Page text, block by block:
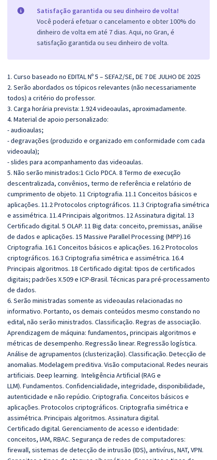
Satisfação garantida ou seu dinheiro de volta!
Você poderá efetuar o cancelamento e obter 100% do
dinheiro de volta em até 7 dias. Aqui, no Gran, é
satisfação garantida ou seu dinheiro de volta.
1. Curso baseado no EDITAL Nº 5 – SEFAZ/SE, DE 7 DE JULHO DE 2025
2. Serão abordados os tópicos relevantes (não necessariamente
todos) a critério do professor.
3. Carga horária prevista: 1.924 videoaulas, aproximadamente.
4. Material de apoio personalizado:
- audioaulas;
- degravações (produzido e organizado em conformidade com cada
videoaula);
- slides para acompanhamento das videoaulas.
5. Não serão ministrados:1 Ciclo PDCA. 8 Termo de execução
descentralizada, convênios, termo de referência e relatório de
cumprimento de objeto. 11 Criptografia. 11.1 Conceitos básicos e
aplicações. 11.2 Protocolos criptográficos. 11.3 Criptografia simétrica
e assimétrica. 11.4 Principais algoritmos. 12 Assinatura digital. 13
Certificado digital. 5 OLAP. 11 Big data: conceito, premissas, análise
de dados e aplicações. 15 Massive Parallel Processing (MPP).16
Criptografia. 16.1 Conceitos básicos e aplicações. 16.2 Protocolos
criptográficos. 16.3 Criptografia simétrica e assimétrica. 16.4
Principais algoritmos. 18 Certificado digital: tipos de certificados
digitais; padrões X.509 e ICP-Brasil. Técnicas para pré-processamento
de dados.
6. Serão ministradas somente as videoaulas relacionadas no
informativo. Portanto, os demais conteúdos mesmo constando no
edital, não serão ministrados. Classificação. Regras de associação.
Aprendizagem de máquina: fundamentos, principais algoritmos e
métricas de desempenho. Regressão linear. Regressão logística.
Análise de agrupamentos (clusterização). Classificação. Detecção de
anomalias. Modelagem preditiva. Visão computacional. Redes neurais
artificiais. Deep learning. Inteligência Artificial (RAG e
LLM). Fundamentos. Confidencialidade, integridade, disponibilidade,
autenticidade e não repúdio. Criptografia. Conceitos básicos e
aplicações. Protocolos criptográficos. Criptografia simétrica e
assimétrica. Principais algoritmos. Assinatura digital.
Certificado digital. Gerenciamento de acesso e identidade:
conceitos, IAM, RBAC. Segurança de redes de computadores:
firewall, sistemas de detecção de intrusão (IDS), antivírus, NAT, VPN.